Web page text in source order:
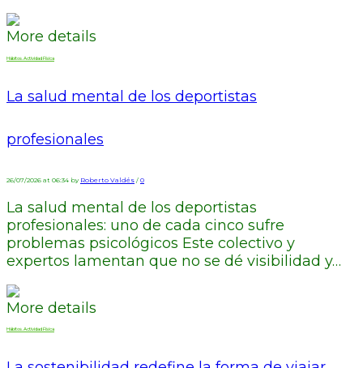
More details
Hábitos. Actividad Física
La salud mental de los deportistas
profesionales
26/07/2026 at 06:34 by Roberto Valdés / 0
La salud mental de los deportistas
profesionales: uno de cada cinco sufre
problemas psicológicos Este colectivo y
expertos lamentan que no se dé visibilidad y…
More details
Hábitos. Actividad Física